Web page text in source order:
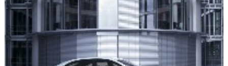
sa situation qui devenait critique et de nouveaux arrivants
japonais toujours plus voraces. Aujourd’hui, la
reconstruction est réussie puisque la marque vient d’arriver
première dans une enquête de satisfaction auprès des
consommateurs américains, et ce pour la deuxième année